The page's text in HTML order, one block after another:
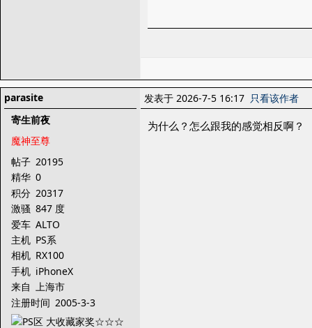
parasite
寄生前夜
魔神至尊
帖子 20195
精华 0
积分 20317
激骚 847 度
爱车 ALTO
主机 PS系
相机 RX100
手机 iPhoneX
来自 上海市
注册时间 2005-3-3
发表于 2026-7-5 16:17 只看该作者
为什么？怎么跟我的感觉相反啊？